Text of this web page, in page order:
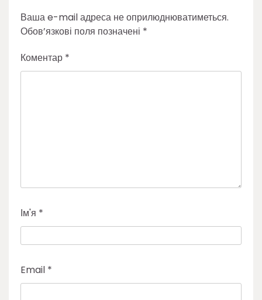
Ваша e-mail адреса не оприлюднюватиметься.
Обов’язкові поля позначені *
Коментар *
Ім'я *
Email *